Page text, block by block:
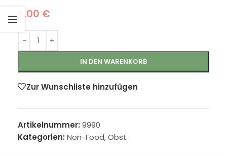
6,00 €
IN DEN WARENKORB
Zur Wunschliste hinzufügen
Artikelnummer: 9990
Kategorien: Non-Food,Obst